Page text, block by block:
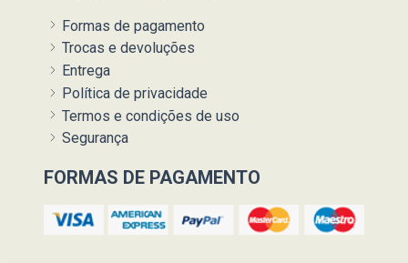
Formas de pagamento
Trocas e devoluções
Entrega
Política de privacidade
Termos e condições de uso
Segurança
FORMAS DE PAGAMENTO